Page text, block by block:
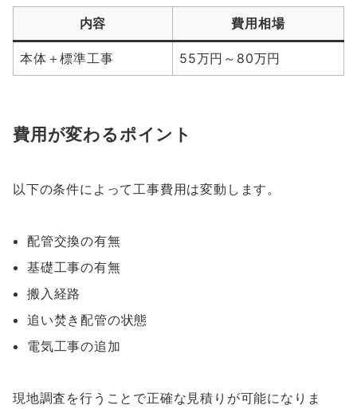
内容 費用相場
本体＋標準工事 55万円～80万円
費用が変わるポイント
以下の条件によって工事費用は変動します。
配管交換の有無
基礎工事の有無
搬入経路
追い焚き配管の状態
電気工事の追加
現地調査を行うことで正確な見積りが可能になりま